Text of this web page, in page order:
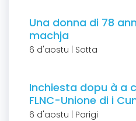
Una donna di 78
machja
6 d'aostu | Sotta
Inchiesta dopu à a
FLNC-Unione di i
6 d'aostu | Parigi